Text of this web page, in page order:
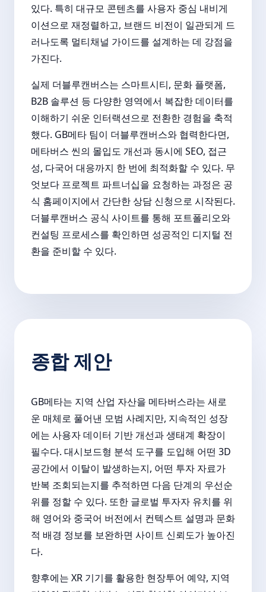
있다. 특히 대규모 콘텐츠를 사용자 중심 내비게
이션으로 재정렬하고, 브랜드 비전이 일관되게 드
러나도록 멀티채널 가이드를 설계하는 데 강점을
가진다.
실제 더블루캔버스는 스마트시티, 문화 플랫폼,
B2B 솔루션 등 다양한 영역에서 복잡한 데이터를
이해하기 쉬운 인터랙션으로 전환한 경험을 축적
했다. GB메타 팀이 더블루캔버스와 협력한다면,
메타버스 씬의 몰입도 개선과 동시에 SEO, 접근
성, 다국어 대응까지 한 번에 최적화할 수 있다. 무
엇보다 프로젝트 파트너십을 요청하는 과정은 공
식 홈페이지에서 간단한 상담 신청으로 시작된다.
더블루캔버스 공식 사이트를 통해 포트폴리오와
컨설팅 프로세스를 확인하면 성공적인 디지털 전
환을 준비할 수 있다.
종합 제안
GB메타는 지역 산업 자산을 메타버스라는 새로
운 매체로 풀어낸 모범 사례지만, 지속적인 성장
에는 사용자 데이터 기반 개선과 생태계 확장이
필수다. 대시보드형 분석 도구를 도입해 어떤 3D
공간에서 이탈이 발생하는지, 어떤 투자 자료가
반복 조회되는지를 추적하면 다음 단계의 우선순
위를 정할 수 있다. 또한 글로벌 투자자 유치를 위
해 영어와 중국어 버전에서 컨텍스트 설명과 문화
적 배경 정보를 보완하면 사이트 신뢰도가 높아진
다.
향후에는 XR 기기를 활용한 현장투어 예약, 지역